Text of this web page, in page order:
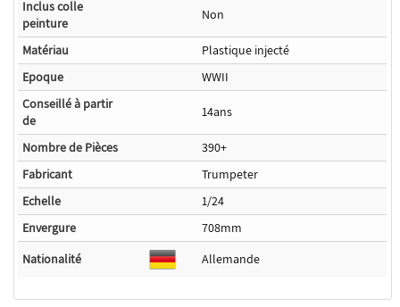
Inclus colle
peinture
Non
Matériau
Plastique injecté
Epoque
WWII
Conseillé à partir
de
14ans
Nombre de Pièces
390+
Fabricant
Trumpeter
Echelle
1/24
Envergure
708mm
Nationalité
Allemande